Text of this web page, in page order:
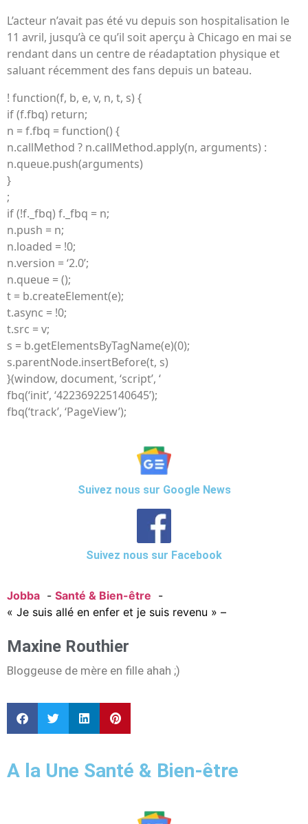
L’acteur n’avait pas été vu depuis son hospitalisation le
11 avril, jusqu’à ce qu’il soit aperçu à Chicago en mai se
rendant dans un centre de réadaptation physique et
saluant récemment des fans depuis un bateau.
! function(f, b, e, v, n, t, s) {
if (f.fbq) return;
n = f.fbq = function() {
n.callMethod ? n.callMethod.apply(n, arguments) :
n.queue.push(arguments)
}
;
if (!f._fbq) f._fbq = n;
n.push = n;
n.loaded = !0;
n.version = ‘2.0’;
n.queue = ();
t = b.createElement(e);
t.async = !0;
t.src = v;
s = b.getElementsByTagName(e)(0);
s.parentNode.insertBefore(t, s)
}(window, document, ‘script’, ‘
fbq(‘init’, ‘422369225140645’);
fbq(‘track’, ‘PageView’);
Suivez nous sur Google News
Suivez nous sur Facebook
Jobba
Santé & Bien-être
« Je suis allé en enfer et je suis revenu » –
Maxine Routhier
Bloggeuse de mère en fille ahah ;)
A la Une Santé & Bien-être